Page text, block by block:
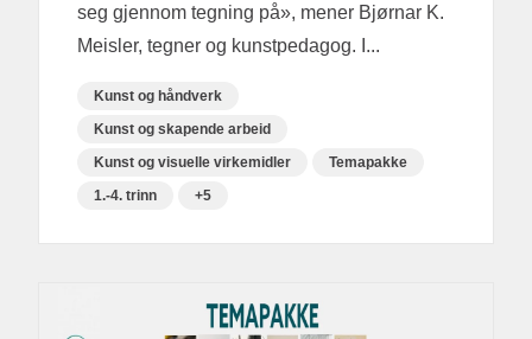
seg gjennom tegning på», mener Bjørnar K.
Meisler, tegner og kunstpedagog. I...
Kunst og håndverk
Kunst og skapende arbeid
Kunst og visuelle virkemidler
Temapakke
1.-4. trinn
+5